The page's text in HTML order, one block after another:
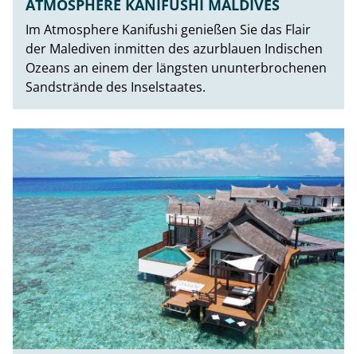
ATMOSPHERE KANIFUSHI MALDIVES
Im Atmosphere Kanifushi genießen Sie das Flair
der Malediven inmitten des azurblauen Indischen
Ozeans an einem der längsten ununterbrochenen
Sandstrände des Inselstaates.